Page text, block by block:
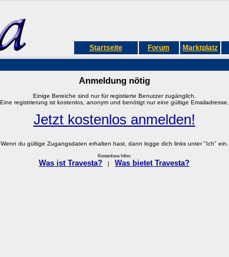
Startseite Forum Marktplatz
Anmeldung nötig
Einige Bereiche sind nur für registierte Benutzer zugänglich.
Eine registrierung ist kostenlos, anonym und benötigt nur eine gültige Emailadresse.
Jetzt kostenlos anmelden!
Wenn du gültige Zugangsdaten erhalten hast, dann logge dich links unter "Ich" ein.
Kostenlose Infos:
Was ist Travesta? Was bietet Travesta?